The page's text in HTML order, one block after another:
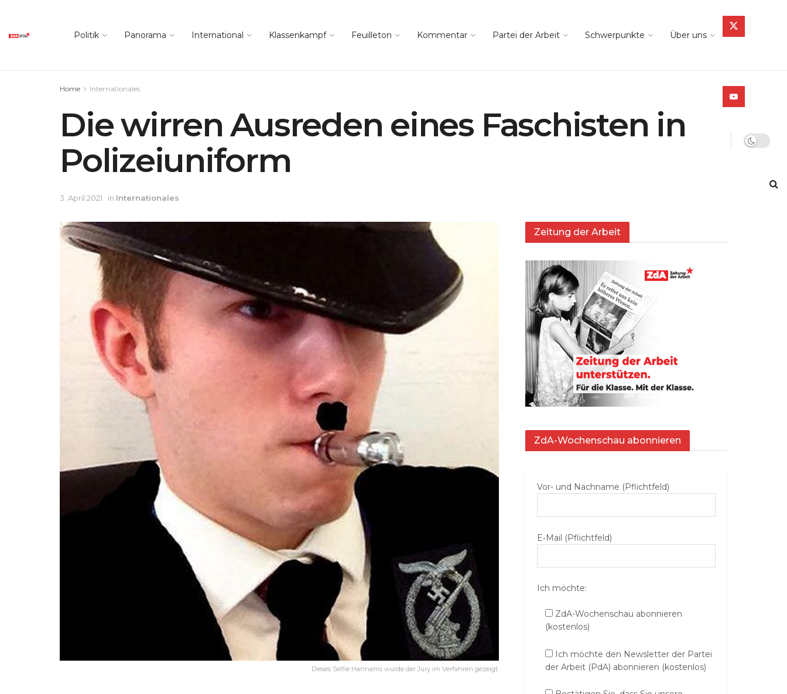
Politik Panorama International Klassenkampf Feuilleton Kommentar Partei der Arbeit Schwerpunkte Über uns
Home Internationales
Die wirren Ausreden eines Faschisten in
Polizeiuniform
3. April 2021 in Internationales
Dieses Selfie Hannams wurde der Jury im Verfahren gezeigt.
Zeitung der Arbeit
ZdA-Wochenschau abonnieren
Vor- und Nachname (Pflichtfeld)
E‑Mail (Pflichtfeld)
Ich möchte:
ZdA-Wochenschau abonnieren
(kostenlos)
Ich möchte den Newsletter der Partei
der Arbeit (PdA) abonnieren (kostenlos)